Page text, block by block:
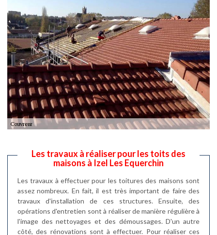
Les travaux à réaliser pour les toits des
maisons à Izel Les Equerchin
Les travaux à effectuer pour les toitures des maisons sont
assez nombreux. En fait, il est très important de faire des
travaux d'installation de ces structures. Ensuite, des
opérations d'entretien sont à réaliser de manière régulière à
l'image des nettoyages et des démoussages. D'un autre
côté, des rénovations sont à effectuer. Pour réaliser ces